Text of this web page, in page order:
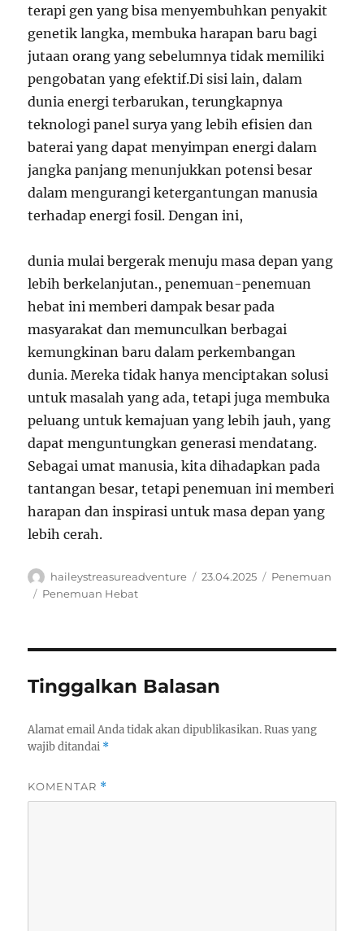
terapi gen yang bisa menyembuhkan penyakit
genetik langka, membuka harapan baru bagi
jutaan orang yang sebelumnya tidak memiliki
pengobatan yang efektif.Di sisi lain, dalam
dunia energi terbarukan, terungkapnya
teknologi panel surya yang lebih efisien dan
baterai yang dapat menyimpan energi dalam
jangka panjang menunjukkan potensi besar
dalam mengurangi ketergantungan manusia
terhadap energi fosil. Dengan ini,
dunia mulai bergerak menuju masa depan yang
lebih berkelanjutan., penemuan-penemuan
hebat ini memberi dampak besar pada
masyarakat dan memunculkan berbagai
kemungkinan baru dalam perkembangan
dunia. Mereka tidak hanya menciptakan solusi
untuk masalah yang ada, tetapi juga membuka
peluang untuk kemajuan yang lebih jauh, yang
dapat menguntungkan generasi mendatang.
Sebagai umat manusia, kita dihadapkan pada
tantangan besar, tetapi penemuan ini memberi
harapan dan inspirasi untuk masa depan yang
lebih cerah.
Author
haileystreasureadventure
Posted
23.04.2025 Categories
Penemuan
Tags
Penemuan Hebat
Tinggalkan Balasan
Alamat email Anda tidak akan dipublikasikan. Ruas yang
wajib ditandai *
KOMENTAR *